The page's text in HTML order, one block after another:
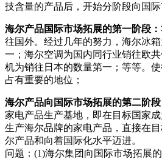
技含量的产品后，开始分阶段向国际
海尔产品国际市场拓展的第一阶段：
往国外。经过几年的努力，海尔冰
一；海尔空调为国内同行业销往欧
机为销往日本的数量第一；等等。
占有重要的地位；
海尔产品向国际市场拓展的第二阶段
家电产品生产基地，即在目标国家
生产海尔品牌的家电产品，直接在
尔产品和向着国际化水平迈进。
问题：(1)海尔集团向国际市场拓展